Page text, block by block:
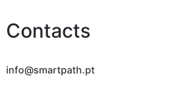
Contacts
info@smartpath.pt